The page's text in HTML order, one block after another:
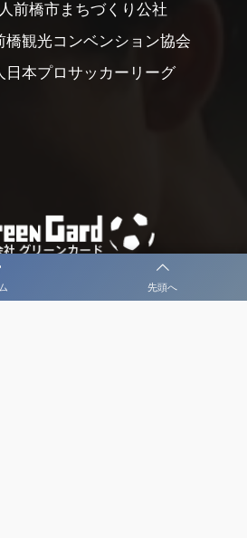
先頭へ
前橋市まちづくり公社
橋観光コンベンション協会
日本プロサッカーリーグ